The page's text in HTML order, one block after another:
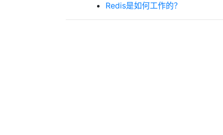
Redis是如何工作的？